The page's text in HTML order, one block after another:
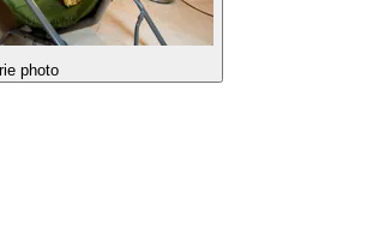
photo